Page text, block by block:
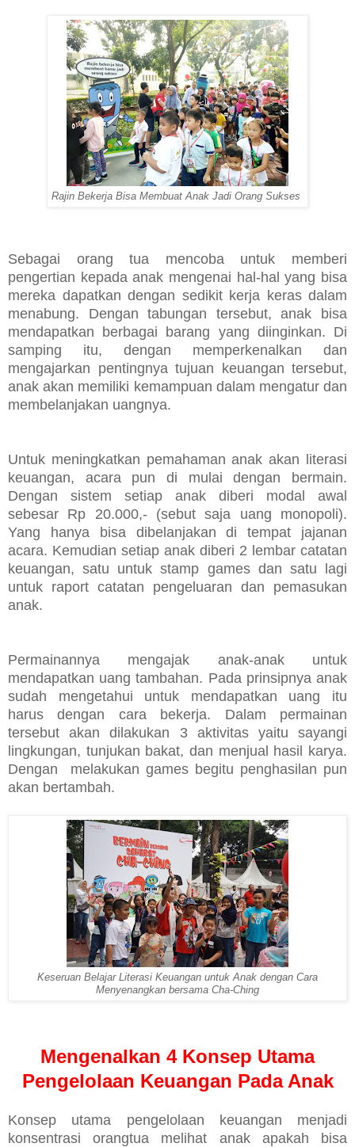
Rajin Bekerja Bisa Membuat Anak Jadi Orang Sukses
Sebagai orang tua mencoba untuk memberi
pengertian kepada anak mengenai hal-hal yang bisa
mereka dapatkan dengan sedikit kerja keras dalam
menabung. Dengan tabungan tersebut, anak bisa
mendapatkan berbagai barang yang diinginkan. Di
samping itu, dengan memperkenalkan dan
mengajarkan pentingnya tujuan keuangan tersebut,
anak akan memiliki kemampuan dalam mengatur dan
membelanjakan uangnya.
Untuk meningkatkan pemahaman anak akan literasi
keuangan, acara pun di mulai dengan bermain.
Dengan sistem setiap anak diberi modal awal
sebesar Rp 20.000,- (sebut saja uang monopoli).
Yang hanya bisa dibelanjakan di tempat jajanan
acara. Kemudian setiap anak diberi 2 lembar catatan
keuangan, satu untuk stamp games dan satu lagi
untuk raport catatan pengeluaran dan pemasukan
anak.
Permainannya mengajak anak-anak untuk
mendapatkan uang tambahan. Pada prinsipnya anak
sudah mengetahui untuk mendapatkan uang itu
harus dengan cara bekerja. Dalam permainan
tersebut akan dilakukan 3 aktivitas yaitu sayangi
lingkungan, tunjukan bakat, dan menjual hasil karya.
Dengan melakukan games begitu penghasilan pun
akan bertambah.
Keseruan Belajar Literasi Keuangan untuk Anak dengan Cara
Menyenangkan bersama Cha-Ching
Mengenalkan 4 Konsep Utama
Pengelolaan Keuangan Pada Anak
Konsep utama pengelolaan keuangan menjadi
konsentrasi orangtua melihat anak apakah bisa